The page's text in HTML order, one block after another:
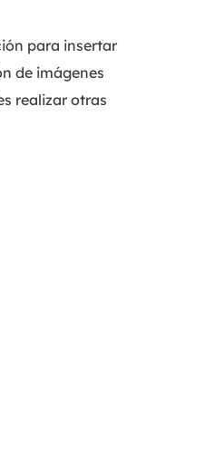
para insertar
de imágenes
realizar otras